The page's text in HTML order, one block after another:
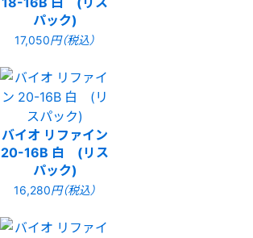
パック)
17,050円（税込）
バイオ リファイン
20-16B 白 (リス
パック)
16,280円（税込）